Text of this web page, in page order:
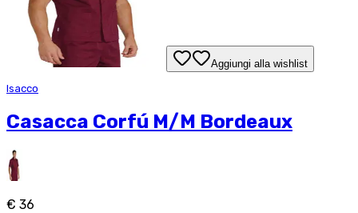
Aggiungi alla wishlist
Isacco
Casacca Corfú M/M Bordeaux
€ 36